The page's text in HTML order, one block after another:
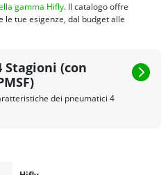
gamma Hifly. Il catalogo offre
tue esigenze, dal budget alle
(con
dei pneumatici 4